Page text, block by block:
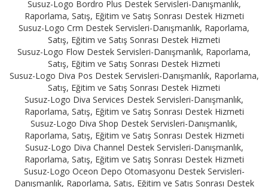
Susuz-Logo Bordro Plus Destek Servisleri-Danışmanlık,
Raporlama, Satış, Eğitim ve Satış Sonrası Destek Hizmeti
Susuz-Logo Crm Destek Servisleri-Danışmanlık, Raporlama,
Satış, Eğitim ve Satış Sonrası Destek Hizmeti
Susuz-Logo Flow Destek Servisleri-Danışmanlık, Raporlama,
Satış, Eğitim ve Satış Sonrası Destek Hizmeti
Susuz-Logo Diva Pos Destek Servisleri-Danışmanlık, Raporlama,
Satış, Eğitim ve Satış Sonrası Destek Hizmeti
Susuz-Logo Diva Services Destek Servisleri-Danışmanlık,
Raporlama, Satış, Eğitim ve Satış Sonrası Destek Hizmeti
Susuz-Logo Diva Shop Destek Servisleri-Danışmanlık,
Raporlama, Satış, Eğitim ve Satış Sonrası Destek Hizmeti
Susuz-Logo Diva Channel Destek Servisleri-Danışmanlık,
Raporlama, Satış, Eğitim ve Satış Sonrası Destek Hizmeti
Susuz-Logo Oceon Depo Otomasyonu Destek Servisleri-
Danışmanlık, Raporlama, Satış, Eğitim ve Satış Sonrası Destek